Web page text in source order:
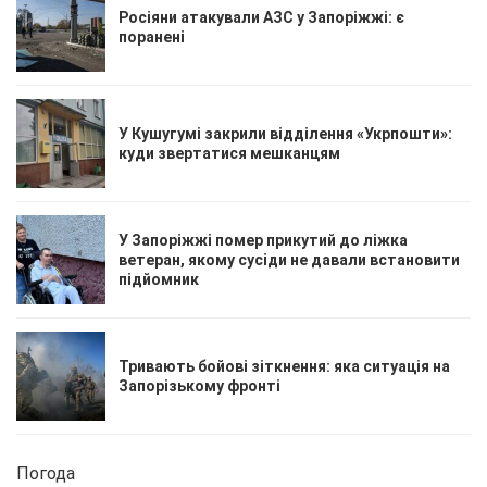
Росіяни атакували АЗС у Запоріжжі: є
поранені
У Кушугумі закрили відділення «Укрпошти»:
куди звертатися мешканцям
У Запоріжжі помер прикутий до ліжка
ветеран, якому сусіди не давали встановити
підйомник
Тривають бойові зіткнення: яка ситуація на
Запорізькому фронті
Погода